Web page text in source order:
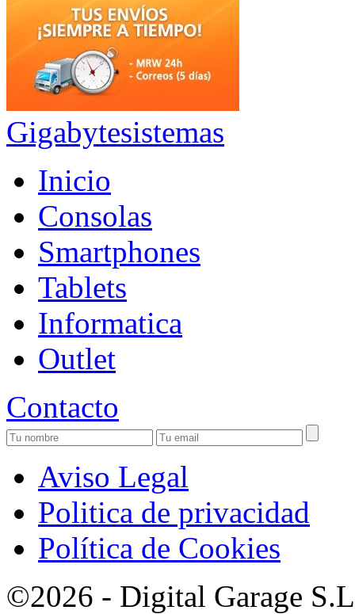
Gigabytesistemas
Inicio
Consolas
Smartphones
Tablets
Informatica
Outlet
Contacto
Aviso Legal
Politica de privacidad
Política de Cookies
©2026 - Digital Garage